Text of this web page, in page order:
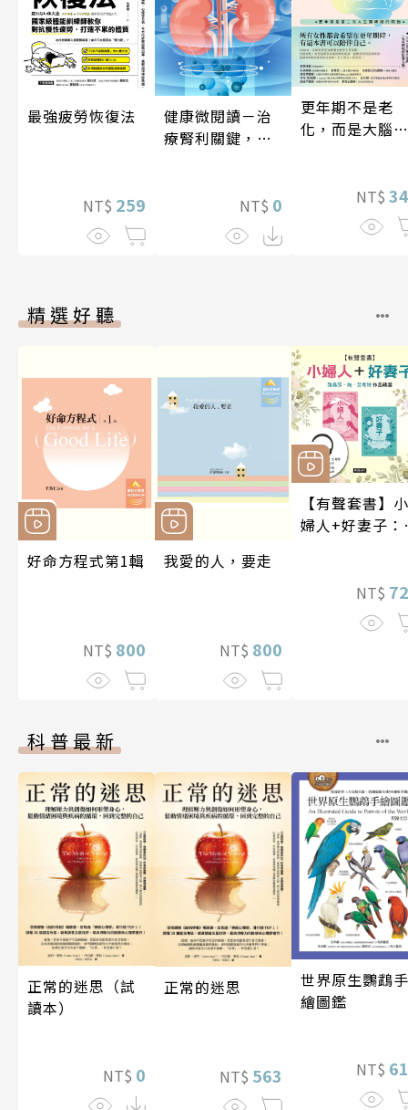
最強疲勞恢復法
NT$ 259
健康微閱讀－治
療腎利關鍵，血
NT$ 0
更年期不是老
化，而是大腦重
NT$
精選好聽
好命方程式第1輯
NT$ 800
我愛的人，要走
NT$ 800
【有聲套書】小
婦人+好妻子：
NT$
科普最新
正常的迷思（試
讀本）
NT$ 0
正常的迷思
NT$ 563
世界原生鸚鵡手
繪圖鑑
NT$